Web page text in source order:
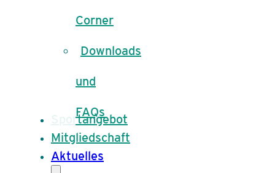
Corner
Downloads
und
FAQs
Sportangebot
Mitgliedschaft
Aktuelles